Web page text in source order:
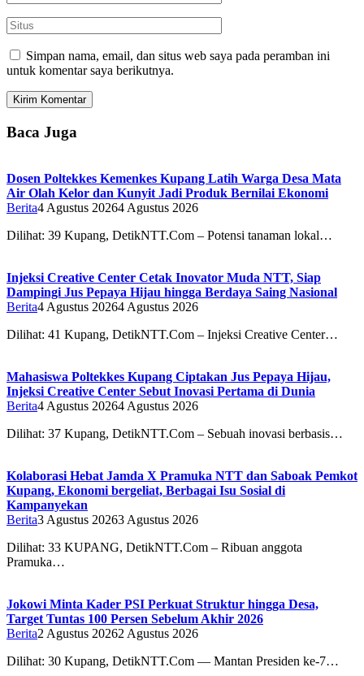
Simpan nama, email, dan situs web saya pada peramban ini
untuk komentar saya berikutnya.
Baca Juga
Dosen Poltekkes Kemenkes Kupang Latih Warga Desa Mata
Air Olah Kelor dan Kunyit Jadi Produk Bernilai Ekonomi
Berita4 Agustus 20264 Agustus 2026
Dilihat: 39 Kupang, DetikNTT.Com – Potensi tanaman lokal…
Injeksi Creative Center Cetak Inovator Muda NTT, Siap
Dampingi Jus Pepaya Hijau hingga Berdaya Saing Nasional
Berita4 Agustus 20264 Agustus 2026
Dilihat: 41 Kupang, DetikNTT.Com – Injeksi Creative Center…
Mahasiswa Poltekkes Kupang Ciptakan Jus Pepaya Hijau,
Injeksi Creative Center Sebut Inovasi Pertama di Dunia
Berita4 Agustus 20264 Agustus 2026
Dilihat: 37 Kupang, DetikNTT.Com – Sebuah inovasi berbasis…
Kolaborasi Hebat Jamda X Pramuka NTT dan Saboak Pemkot
Kupang, Ekonomi bergeliat, Berbagai Isu Sosial di
Kampanyekan
Berita3 Agustus 20263 Agustus 2026
Dilihat: 33 ‎‎KUPANG, DetikNTT.Com – Ribuan anggota
Pramuka…
Jokowi Minta Kader PSI Perkuat Struktur hingga Desa,
Target Tuntas 100 Persen Sebelum Akhir 2026
Berita2 Agustus 20262 Agustus 2026
Dilihat: 30 Kupang, DetikNTT.Com — Mantan Presiden ke-7…